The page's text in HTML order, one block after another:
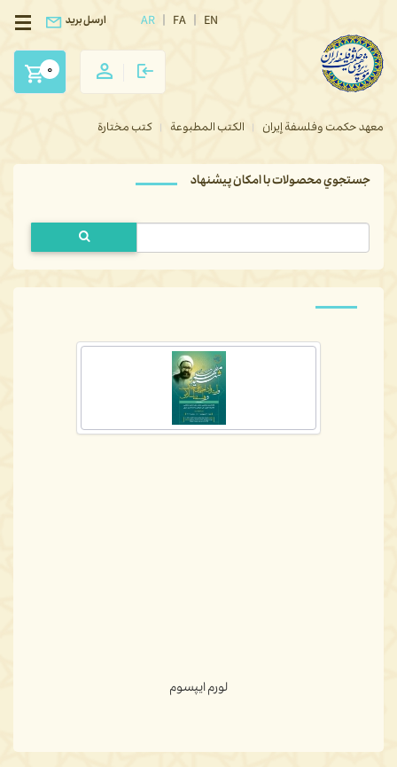
FA EN
AR ارسل بريد
0
معهد حكمت وفلسفة إيران الكتب المطبوعة كتب مختارة
جستجوي محصولات با امكان پيشنهاد
لورم ايپسوم